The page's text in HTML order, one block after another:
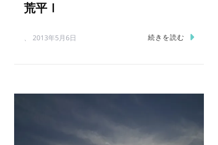
荒平Ⅰ
2013年5月6日 続きを読む